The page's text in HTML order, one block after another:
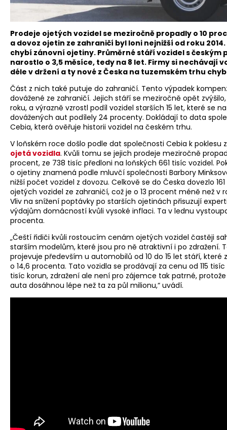
Prodeje ojetých vozidel se meziročně propadly o 10
a dovoz ojetin ze zahraničí byl loni nejnižší od roku
chybí zánovní ojetiny. Průměrné stáří vozidel s českým
narostlo o 3,5 měsíce, tedy na 8 let. Firmy si nechávají
déle v držení a ty nové z Česka na tuzemském trhu
Část z nich také putuje do zahraničí. Tento výpadek
dovážené ze zahraničí. Jejich stáří se meziročně opět zvýšilo,
roku, a výrazně vzrostl podíl vozidel starších 15 let, které se
dovážených aut podílely 24 procenty. Dokládají to data
Cebia, která ověřuje historii vozidel na českém trhu.
V loňském roce došlo podle dat společnosti Cebia k poklesu
ojetá vozidla. Kvůli tomu se jejich prodeje meziročně
procent, ze 738 tisíc předloni na loňských 661 tisíc vozidel.
o ojetiny znamená podle mluvčí společnosti Barbory
nižší počet vozidel z dovozu. Celkově se do Česka dovezlo 161
ojetých vozidel ze zahraničí, což je o 13 procent méně než v
Vliv na snížení poptávky po starších ojetinách přisuzují
výdajům domácností kvůli vysoké inflaci. Ta v lednu
procenta.
„Čeští řidiči kvůli rostoucím cenám ojetých vozidel častěji
starším modelům, které jsou pro ně atraktivní i po zdražení.
projevuje především u automobilů od 10 do 15 let stáří, které
o 14,6 procenta. Tato vozidla se prodávají za cenu od 115 tisíc
tisíc korun, zdražení ale není pro zájemce tak patrné,
auta dosáhnou lépe než ta za půl milionu,“ uvádí.